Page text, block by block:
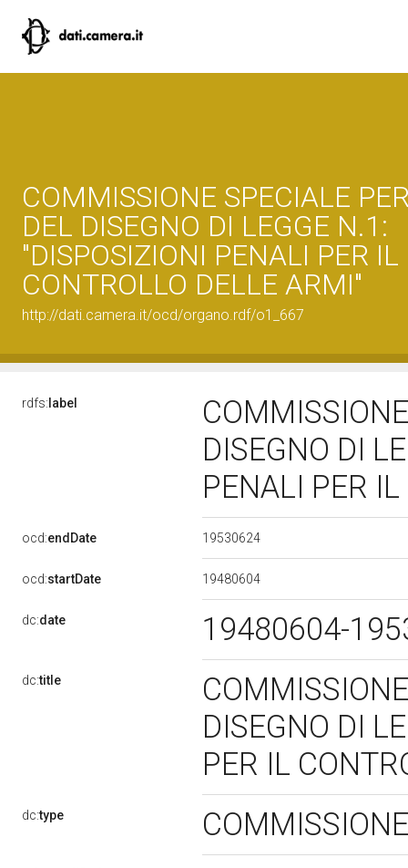
COMMISSIONE SPECIALE
DEL DISEGNO DI LEGGE N.1:
"DISPOSIZIONI PENALI PER IL
CONTROLLO DELLE ARMI"
http://dati.camera.it/ocd/organo.rdf/o1_667
rdfs: label
DISEGNO DI
PENALI PER
ocd:endDate 19530624
ocd:startDate 19480604
dc:date 19480604-
dc:title
DISEGNO DI
PER IL
dc:type